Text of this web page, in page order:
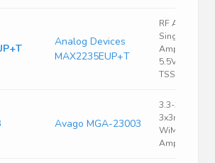
Analog Devices
MAX2235EUP+T
RF Amp Chip
Single Power
Amp 1GHz
5.5V 20-Pin
TSSOP EP T/R
Avago MGA-23003
3.3-3.8 GHz
3x3mm
WiMAX
Amplifier